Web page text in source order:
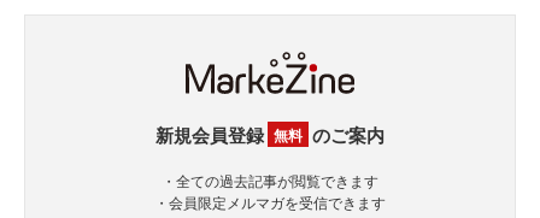
新規会員登録 無料 のご案内
・全ての過去記事が閲覧できます
・会員限定メルマガを受信できます